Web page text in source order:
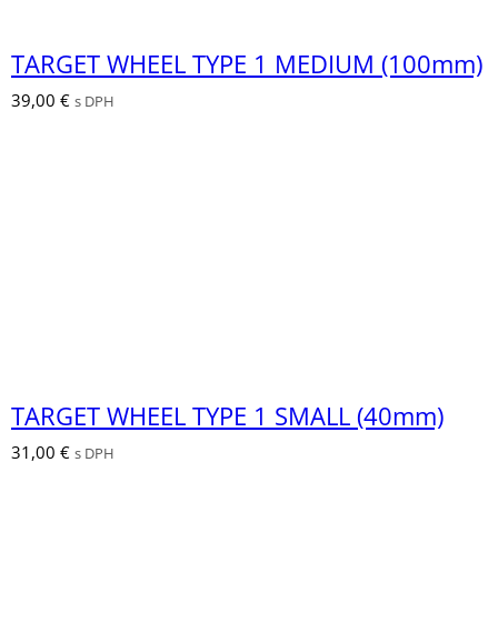
TARGET WHEEL TYPE 1 MEDIUM (100mm)
39,00 € s DPH
TARGET WHEEL TYPE 1 SMALL (40mm)
31,00 € s DPH